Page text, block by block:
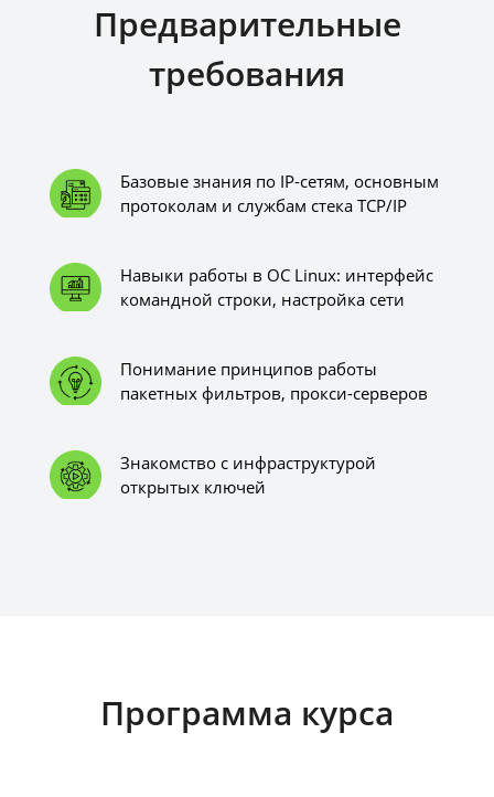
Предварительные
требования
Базовые знания по IP-сетям, основным
протоколам и службам стека TCP/IP
Навыки работы в ОС Linux: интерфейс
командной строки, настройка сети
Понимание принципов работы
пакетных фильтров, прокси-серверов
Знакомство с инфраструктурой
открытых ключей
Программа курса